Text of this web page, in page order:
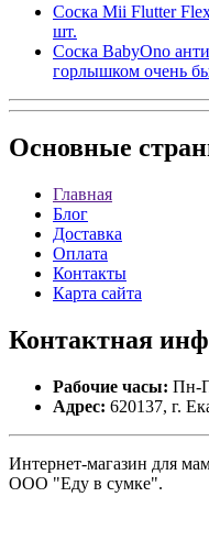
Соска Mii Flutter
шт.
Соска BabyOno
горлышком очень
Основные
Главная
Блог
Доставка
Оплата
Контакты
Карта сайта
Контактная
Рабочие часы: Пн-
Адрес: 620137, г.
Интернет-магазин для
ООО "Еду в сумке".